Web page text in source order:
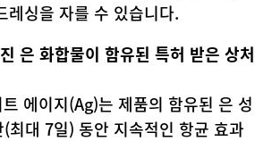
레싱을 자를 수 있습니다.
은 화합물이 함유된 특허 받은 상처
에이지(Ag)는 제품의 함유된 은 성
최대 7일) 동안 지속적인 항균 효과